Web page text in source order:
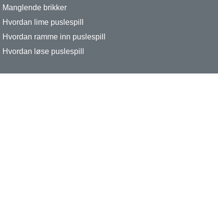
Manglende brikker
Hvordan lime puslespill
Hvordan ramme inn puslespill
Hvordan løse puslespill